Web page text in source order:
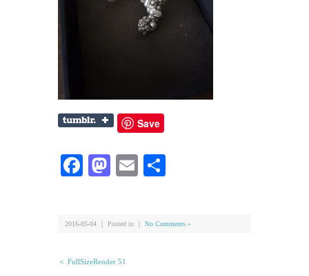
Save
Facebook
Mastodon
Email
2016-05-04 ｜ Posted in ｜ No Comments »
＜ FullSizeRender 51